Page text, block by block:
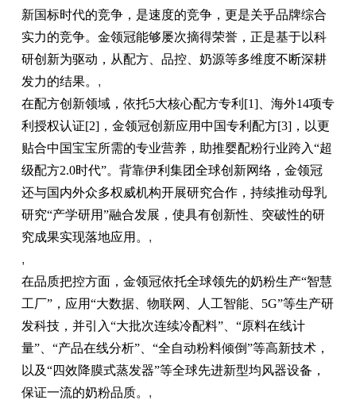
新国标时代的竞争，是速度的竞争，更是关乎品牌综合
实力的竞争。金领冠能够屡次摘得荣誉，正是基于以科
研创新为驱动，从配方、品控、奶源等多维度不断深耕
发力的结果。 ,
在配方创新领域，依托5大核心配方专利[1]、海外14项专
利授权认证[2]，金领冠创新应用中国专利配方[3]，以更
贴合中国宝宝所需的专业营养，助推婴配粉行业跨入“超
级配方2.0时代”。背靠伊利集团全球创新网络，金领冠
还与国内外众多权威机构开展研究合作，持续推动母乳
研究“产学研用”融合发展，使具有创新性、突破性的研
究成果实现落地应用。 ,
,
在品质把控方面，金领冠依托全球领先的奶粉生产“智慧
工厂”，应用“大数据、物联网、人工智能、5G”等生产研
发科技，并引入“大批次连续冷配料”、“原料在线计
量”、“产品在线分析”、“全自动粉料倾倒”等高新技术，
以及“四效降膜式蒸发器”等全球先进新型均风器设备，
保证一流的奶粉品质。 ,